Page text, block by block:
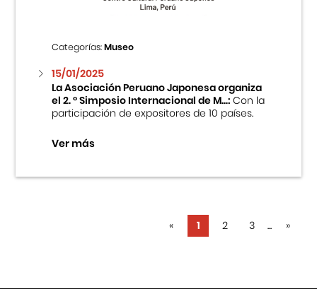
Categorías:Museo
15/01/2025
La Asociación Peruano Japonesa organiza
el 2. ° Simposio Internacional de M...:Con la
participación de expositores de 10 países.
Ver más
« 1 2 3 ... »